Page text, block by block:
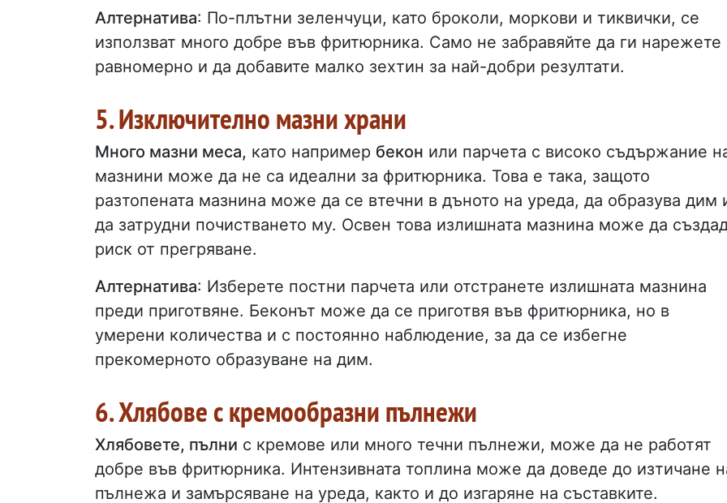
Алтернатива: По-плътни зеленчуци, като броколи, моркови и тиквички, се
използват много добре във фритюрника. Само не забравяйте да ги нарежете
равномерно и да добавите малко зехтин за най-добри резултати.
5. Изключително мазни храни
Много мазни меса, като например бекон или парчета с високо съдържание
мазнини може да не са идеални за фритюрника. Това е така, защото
разтопената мазнина може да се втечни в дъното на уреда, да образува дим
да затрудни почистването му. Освен това излишната мазнина може да
риск от прегряване.
Алтернатива: Изберете постни парчета или отстранете излишната мазнина
преди приготвяне. Беконът може да се приготвя във фритюрника, но в
умерени количества и с постоянно наблюдение, за да се избегне
прекомерното образуване на дим.
6. Хлябове с кремообразни пълнежи
Хлябовете, пълни с кремове или много течни пълнежи, може да не работят
добре във фритюрника. Интензивната топлина може да доведе до изтичане
пълнежа и замърсяване на уреда, както и до изгаряне на съставките.